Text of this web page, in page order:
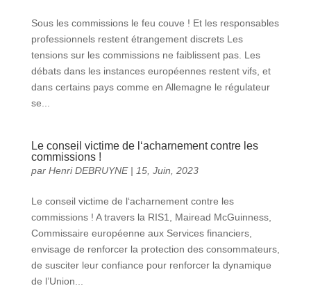
Sous les commissions le feu couve ! Et les responsables
professionnels restent étrangement discrets Les
tensions sur les commissions ne faiblissent pas. Les
débats dans les instances européennes restent vifs, et
dans certains pays comme en Allemagne le régulateur
se...
Le conseil victime de l‘acharnement contre les
commissions !
par Henri DEBRUYNE| 15, Juin, 2023
Le conseil victime de l‘acharnement contre les
commissions ! A travers la RIS1, Mairead McGuinness,
Commissaire européenne aux Services financiers,
envisage de renforcer la protection des consommateurs,
de susciter leur confiance pour renforcer la dynamique
de l’Union...